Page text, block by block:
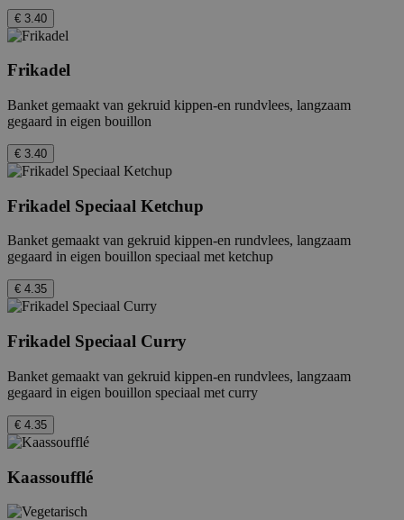
€ 3.40
Frikadel
Banket gemaakt van gekruid kippen-en rundvlees, langzaam
gegaard in eigen bouillon
€ 3.40
Frikadel Speciaal Ketchup
Banket gemaakt van gekruid kippen-en rundvlees, langzaam
gegaard in eigen bouillon speciaal met ketchup
€ 4.35
Frikadel Speciaal Curry
Banket gemaakt van gekruid kippen-en rundvlees, langzaam
gegaard in eigen bouillon speciaal met curry
€ 4.35
Kaassoufflé